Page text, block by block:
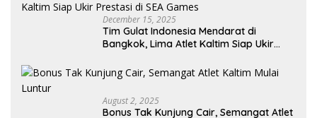
December 15, 2025
Tim Gulat Indonesia Mendarat di
Bangkok, Lima Atlet Kaltim Siap Ukir
August 2, 2025
Bonus Tak Kunjung Cair, Semangat Atlet